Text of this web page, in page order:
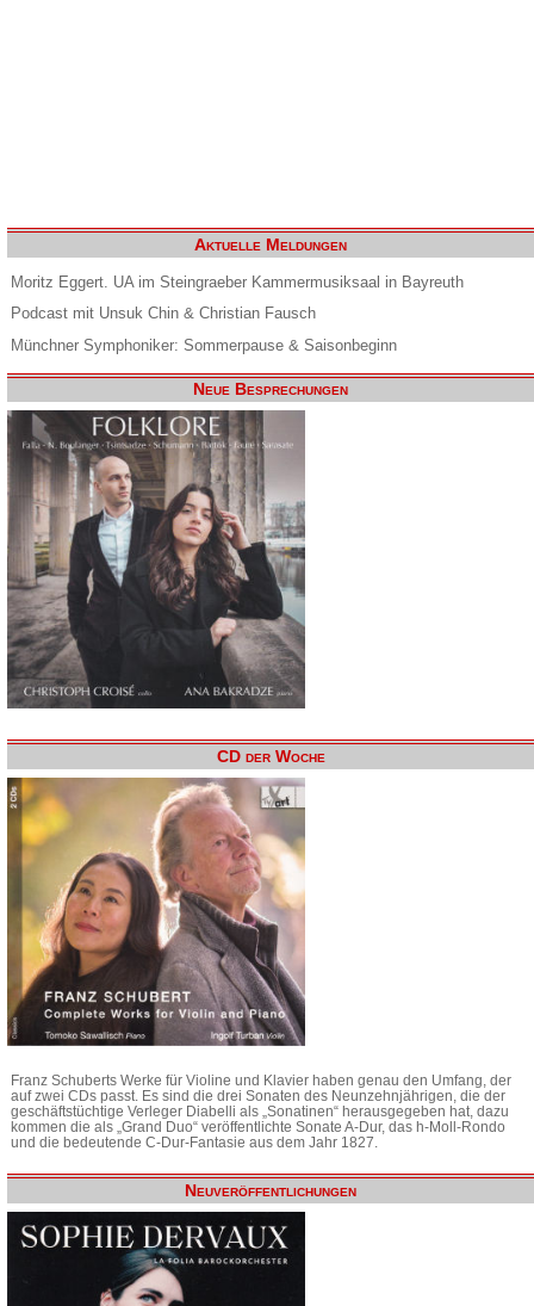
Aktuelle Meldungen
Moritz Eggert. UA im Steingraeber Kammermusiksaal in Bayreuth
Podcast mit Unsuk Chin & Christian Fausch
Münchner Symphoniker: Sommerpause & Saisonbeginn
Neue Besprechungen
CD der Woche
Franz Schuberts Werke für Violine und Klavier haben genau den Umfang, der
auf zwei CDs passt. Es sind die drei Sonaten des Neunzehnjährigen, die der
geschäftstüchtige Verleger Diabelli als „Sonatinen“ herausgegeben hat, dazu
kommen die als „Grand Duo“ veröffentlichte Sonate A-Dur, das h-Moll-Rondo
und die bedeutende C-Dur-Fantasie aus dem Jahr 1827.
Neuveröffentlichungen